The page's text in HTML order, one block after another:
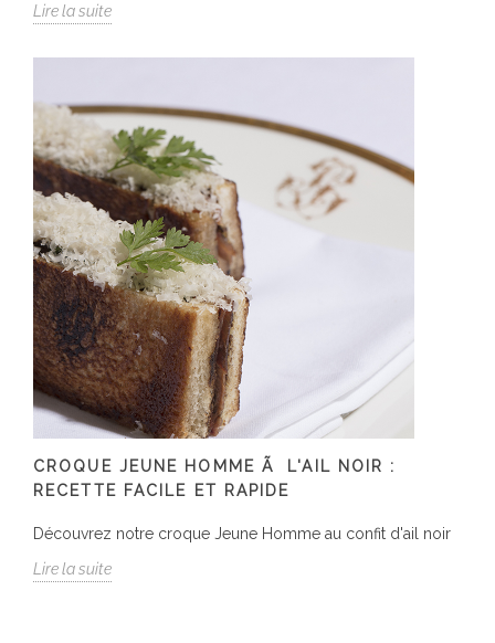
Lire la suite
CROQUE JEUNE HOMME Ã L'AIL NOIR :
RECETTE FACILE ET RAPIDE
Découvrez notre croque Jeune Homme au confit d'ail noir
Lire la suite